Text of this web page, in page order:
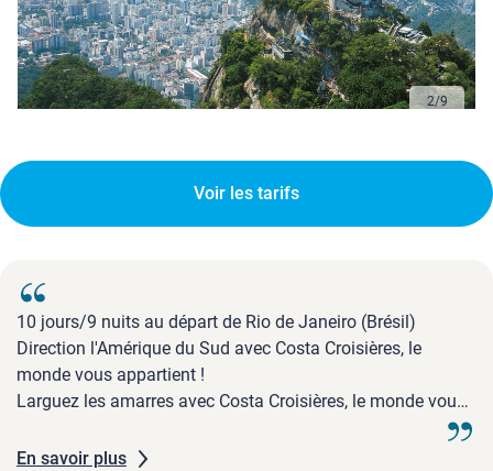
2/9
Voir les tarifs
10 jours/9 nuits au départ de Rio de Janeiro (Brésil)
Direction l'Amérique du Sud avec Costa Croisières, le
monde vous appartient !
Larguez les amarres avec Costa Croisières, le monde vous
Nous vous emmenons vivre les croisières les plus vibrantes
En savoir plus